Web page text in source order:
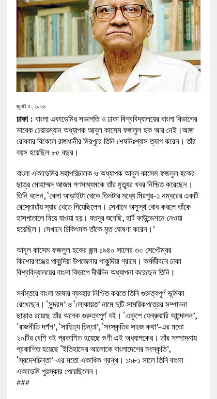
জুলাই ৫, ২০২৬
ঢাকা : বাংলা একাডেমির সভাপতি ও ঢাকা বিশ্ববিদ্যালয়ের বাংলা বিভাগের
সাবেক চেয়ারম্যান অধ্যাপক আবুল কাসেম ফজলুল হক আর নেই।আজ
রোববার বিকেলে রাজধানীর মিরপুরে তিনি শেষনিঃশ্বাস ত্যাগ করেন। তাঁর
বয়স হয়েছিল ৮৫ বছর।
বাংলা একাডেমির মহাপরিচালক ও অধ্যাপক আবুল কাসেম ফজলুল হকের
ছাত্র মোহাম্মদ আজম গণসাধ্যমকে তাঁর মৃত্যুর খবর নিশ্চিত করেছেন।
তিনি বলেন, ‘বেলা আড়াইটা থেকে তিনটার মধ্যে মিরপুর-১ নম্বরের একটি
রেস্তোরাঁয় স্যার খেতে গিয়েছিলেন। সেখানে অসুস্থ বোধ করলে তাঁকে
হাসপাতালে নিয়ে যাওয়া হয়। যতদূর শুনেছি, হার্ট ফাউন্ডেশনে নেওয়া
হয়েছিল। সেখানে চিকিৎসক তাঁকে মৃত ঘোষণা করেন।’
আবুল কাসেম ফজলুল হকের জন্ম ১৯৪০ সালের ৩০ সেপ্টেম্বর
কিশোরগঞ্জের পাকুন্দিয়া উপজেলার পাকুন্দিয়া গ্রামে। কর্মজীবনে ঢাকা
বিশ্ববিদ্যালয়ের বাংলা বিভাগে দীর্ঘদিন অধ্যাপনা করেছেন তিনি।
সর্বস্তরে বাংলা ভাষার ব্যবহার নিশ্চিত করতে তিনি গুরুত্বপূর্ণ ভূমিকা
রেখেছেন। ‘সুন্দরম’ ও ‘লোকায়ত’ নামে দুটি সাময়িকপত্রের সম্পাদনা
ছাড়াও রয়েছে তাঁর অনেক গুরুত্বপূর্ণ বই। ‘একুশে ফেব্রুয়ারি আন্দোলন’,
‘রাজনীতি দর্শন’, ‘সাহিত্য চিন্তা’, ‘সংস্কৃতির সহজ কথা’-এর মতো
২০টির বেশি বই প্রকাশিত হয়েছে গুণী এই অধ্যাপকের। তাঁর সম্পাদনায়
প্রকাশিত হয়েছে ‘ইতিহাসের আলোকে বাংলাদেশের সংস্কৃতি’,
‘স্বদেশচিন্তা’-এর মতো একাধিক গ্রন্থ। ১৯৮১ সালে তিনি বাংলা
একাডেমি পুরস্কার পেয়েছিলেন।
###